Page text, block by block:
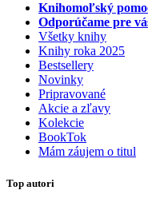
Knihomoľský
Odporúčame pre
Všetky knihy
Knihy roka 2025
Bestsellery
Novinky
Pripravované
Akcie a zľavy
Kolekcie
BookTok
Mám záujem o titul
Top autori